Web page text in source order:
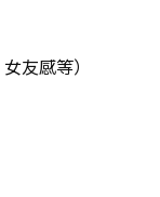
友感等）